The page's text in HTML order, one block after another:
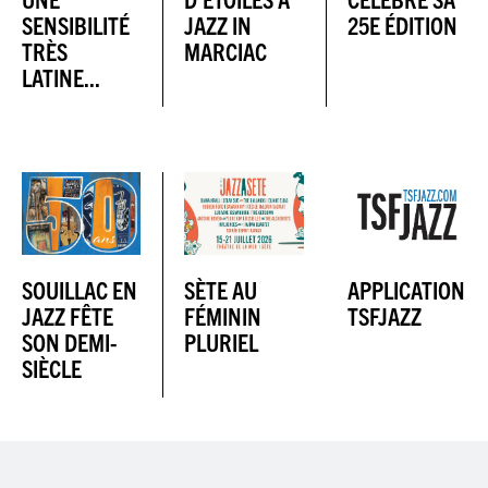
SENSIBILITÉ
TRÈS
LATINE...
JAZZ IN
MARCIAC
25E ÉDITION
SOUILLAC EN
JAZZ FÊTE
SON DEMI-
SIÈCLE
SÈTE AU
FÉMININ
PLURIEL
APPLICATION
TSFJAZZ